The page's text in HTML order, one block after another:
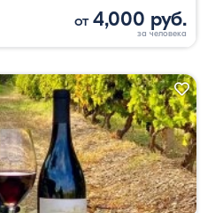
от 4,000 руб.